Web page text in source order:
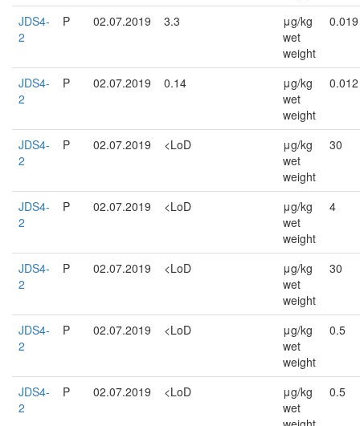
JDS4-
2
P 02.07.2019 3.3
μg/kg
wet
weight
0.019
JDS4-
2
P 02.07.2019 0.14
μg/kg
wet
weight
0.012
JDS4-
2
P 02.07.2019 <LoD
μg/kg
wet
weight
30
JDS4-
2
P 02.07.2019 <LoD
μg/kg
wet
weight
4
JDS4-
2
P 02.07.2019 <LoD
μg/kg
wet
weight
30
JDS4-
2
P 02.07.2019 <LoD
μg/kg
wet
weight
0.5
JDS4-
2
P 02.07.2019 <LoD
μg/kg
wet
0.5